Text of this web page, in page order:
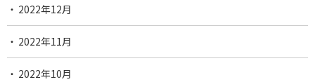
2022年12月
2022年11月
2022年10月